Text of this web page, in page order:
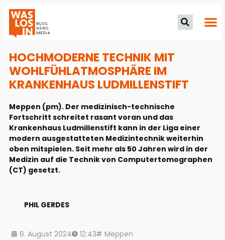
HOCHMODERNE TECHNIK MIT
WOHLFÜHLATMOSPHÄRE IM
KRANKENHAUS LUDMILLENSTIFT
Meppen (pm). Der medizinisch-technische
Fortschritt schreitet rasant voran und das
Krankenhaus Ludmillenstift kann in der Liga einer
modern ausgestatteten Medizintechnik weiterhin
oben mitspielen. Seit mehr als 50 Jahren wird in der
Medizin auf die Technik von Computertomographen
(CT) gesetzt.
PHIL GERDES
6. August 2024 12:43 Meppen